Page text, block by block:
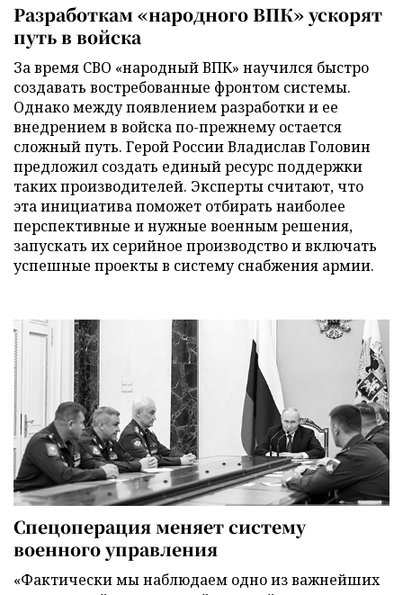
Разработкам «народного ВПК» ускорят
путь в войска
За время СВО «народный ВПК» научился быстро
создавать востребованные фронтом системы.
Однако между появлением разработки и ее
внедрением в войска по-прежнему остается
сложный путь. Герой России Владислав Головин
предложил создать единый ресурс поддержки
таких производителей. Эксперты считают, что
эта инициатива поможет отбирать наиболее
перспективные и нужные военным решения,
запускать их серийное производство и включать
успешные проекты в систему снабжения армии.
Спецоперация меняет систему
военного управления
«Фактически мы наблюдаем одно из важнейших